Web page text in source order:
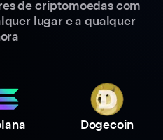
de criptomoedas com
lugar e a qualquer
Dogecoin